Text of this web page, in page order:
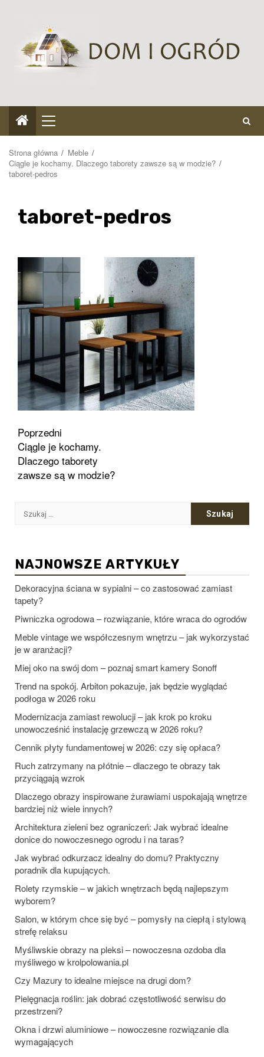
Menu
główne
Strona główna
Meble
Ciągle je kochamy. Dlaczego taborety zawsze są w modzie?
taboret-pedros
taboret-pedros
Zobacz
wpisy
Poprzedni
Ciągle je kochamy.
Dlaczego taborety
zawsze są w modzie?
Szukaj:
NAJNOWSZE ARTYKUŁY
Dekoracyjna ściana w sypialni – co zastosować zamiast
tapety?
Piwniczka ogrodowa – rozwiązanie, które wraca do ogrodów
Meble vintage we współczesnym wnętrzu – jak wykorzystać
je w aranżacji?
Miej oko na swój dom – poznaj smart kamery Sonoff
Trend na spokój. Arbiton pokazuje, jak będzie wyglądać
podłoga w 2026 roku
Modernizacja zamiast rewolucji – jak krok po kroku
unowocześnić instalację grzewczą w 2026 roku?
Cennik płyty fundamentowej w 2026: czy się opłaca?
Ruch zatrzymany na płótnie – dlaczego te obrazy tak
przyciągają wzrok
Dlaczego obrazy inspirowane żurawiami uspokajają wnętrze
bardziej niż wiele innych?
Architektura zieleni bez ograniczeń: Jak wybrać idealne
donice do nowoczesnego ogrodu i na taras?
Jak wybrać odkurzacz idealny do domu? Praktyczny
poradnik dla kupujących.
Rolety rzymskie – w jakich wnętrzach będą najlepszym
wyborem?
Salon, w którym chce się być – pomysły na ciepłą i stylową
strefę relaksu
Myśliwskie obrazy na pleksi – nowoczesna ozdoba dla
myśliwego w krolpolowania.pl
Czy Mazury to idealne miejsce na drugi dom?
Pielęgnacja roślin: jak dobrać częstotliwość serwisu do
przestrzeni?
Okna i drzwi aluminiowe – nowoczesne rozwiązanie dla
wymagających